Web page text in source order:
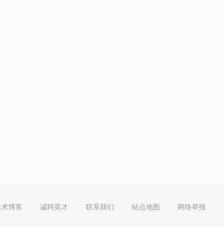
博客 诚聘英才 联系我们 站点地图 网络举报